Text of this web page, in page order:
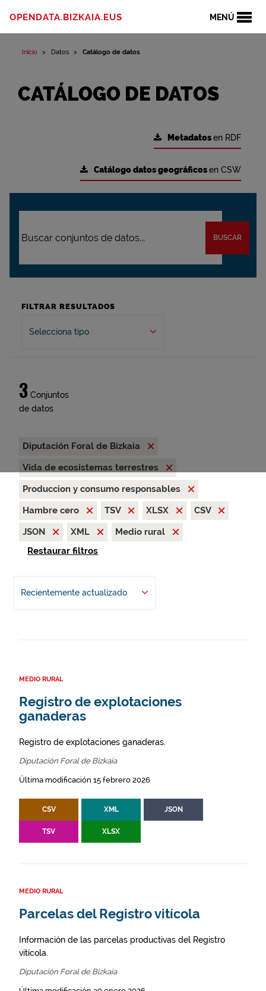
MENÚ
OPENDATA.BIZKAIA.EUS
Inicio Datos Catálogo de datos
CATÁLOGO DE DATOS
Metadatosen RDF
Catálogo datos geográficosen CSW
BUSCAR
FILTRAR RESULTADOS
Selecciona tipo
3 Conjuntos
de datos
Diputación Foral de Bizkaia
Vida de ecosistemas terrestres
Produccion y consumo responsables
Hambre cero
TSV XLSX
CSV
JSON
XML
Medio rural
Restaurar filtros
Recientemente actualizado
MEDIO RURAL
Registro de explotaciones
ganaderas
Registro de explotaciones ganaderas.
Diputación Foral de Bizkaia
Última modificación 15 febrero 2026
CSV XML JSON
TSV XLSX
MEDIO RURAL
Parcelas del Registro vitícola
Información de las parcelas productivas del Registro
vitícola.
Diputación Foral de Bizkaia